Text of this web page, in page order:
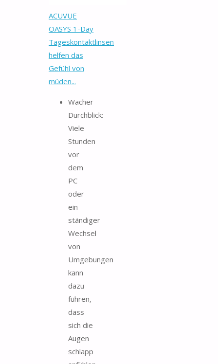
ACUVUE
OASYS 1-Day
Tageskontaktlinsen
helfen das
Gefühl von
müden...
Wacher
Durchblick:
Viele
Stunden
vor
dem
PC
oder
ein
ständiger
Wechsel
von
Umgebungen
kann
dazu
führen,
dass
sich die
Augen
schlapp